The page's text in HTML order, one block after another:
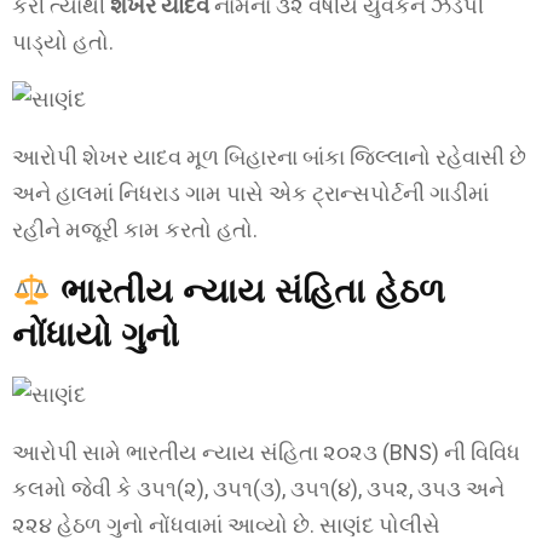
કરી ત્યાંથીશેખર યાદવનામના ૩૨ વર્ષીય યુવકને ઝડપી
પાડ્યો હતો.
આરોપી શેખર યાદવ મૂળ બિહારના બાંકા જિલ્લાનો રહેવાસી છે
અને હાલમાં નિધરાડ ગામ પાસે એક ટ્રાન્સપોર્ટની ગાડીમાં
રહીને મજૂરી કામ કરતો હતો.
ભારતીય ન્યાય સંહિતા હેઠળ
નોંધાયો ગુનો
આરોપી સામે ભારતીય ન્યાય સંહિતા ૨૦૨૩ (BNS) ની વિવિધ
કલમો જેવી કે ૩૫૧(૨), ૩૫૧(૩), ૩૫૧(૪), ૩૫૨, ૩૫૩ અને
૨૨૪ હેઠળ ગુનો નોંધવામાં આવ્યો છે. સાણંદ પોલીસે